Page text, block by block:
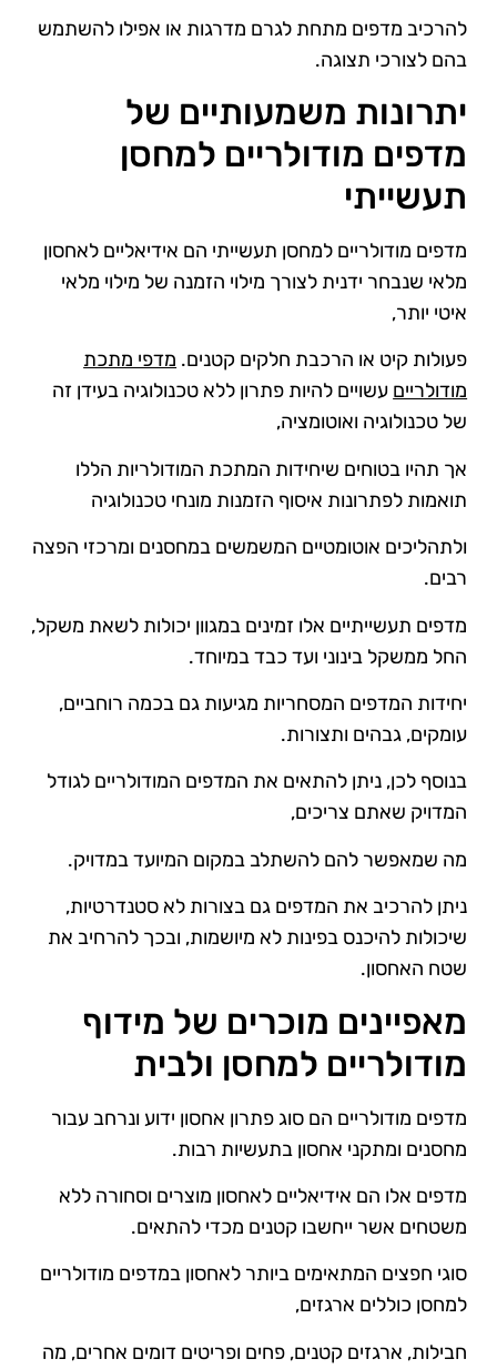
להרכיב מדפים מתחת לגרם מדרגות או אפילו להשתמש
בהם לצורכי תצוגה.
יתרונות משמעותיים של
מדפים מודולריים למחסן
תעשייתי
מדפים מודולריים למחסן תעשייתי הם אידיאליים לאחסון
מלאי שנבחר ידנית לצורך מילוי הזמנה של מילוי מלאי
איטי יותר,
פעולות קיט או הרכבת חלקים קטנים. מדפי מתכת
מודולריים עשויים להיות פתרון ללא טכנולוגיה בעידן זה
של טכנולוגיה ואוטומציה,
אך תהיו בטוחים שיחידות המתכת המודולריות הללו
תואמות לפתרונות איסוף הזמנות מונחי טכנולוגיה
ולתהליכים אוטומטיים המשמשים במחסנים ומרכזי הפצה
רבים.
מדפים תעשייתיים אלו זמינים במגוון יכולות לשאת משקל,
החל ממשקל בינוני ועד כבד במיוחד.
יחידות המדפים המסחריות מגיעות גם בכמה רוחביים,
עומקים, גבהים ותצורות.
בנוסף לכן, ניתן להתאים את המדפים המודולריים לגודל
המדויק שאתם צריכים,
מה שמאפשר להם להשתלב במקום המיועד במדויק.
ניתן להרכיב את המדפים גם בצורות לא סטנדרטיות,
שיכולות להיכנס בפינות לא מיושמות, ובכך להרחיב את
שטח האחסון.
מאפיינים מוכרים של מידוף
מודולריים למחסן ולבית
מדפים מודולריים הם סוג פתרון אחסון ידוע ונרחב עבור
מחסנים ומתקני אחסון בתעשיות רבות.
מדפים אלו הם אידיאליים לאחסון מוצרים וסחורה ללא
משטחים אשר ייחשבו קטנים מכדי להתאים.
סוגי חפצים המתאימים ביותר לאחסון במדפים מודולריים
למחסן כוללים ארגזים,
חבילות, ארגזים קטנים, פחים ופריטים דומים אחרים, מה